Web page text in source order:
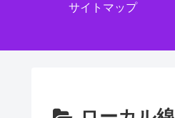
サイトマップ